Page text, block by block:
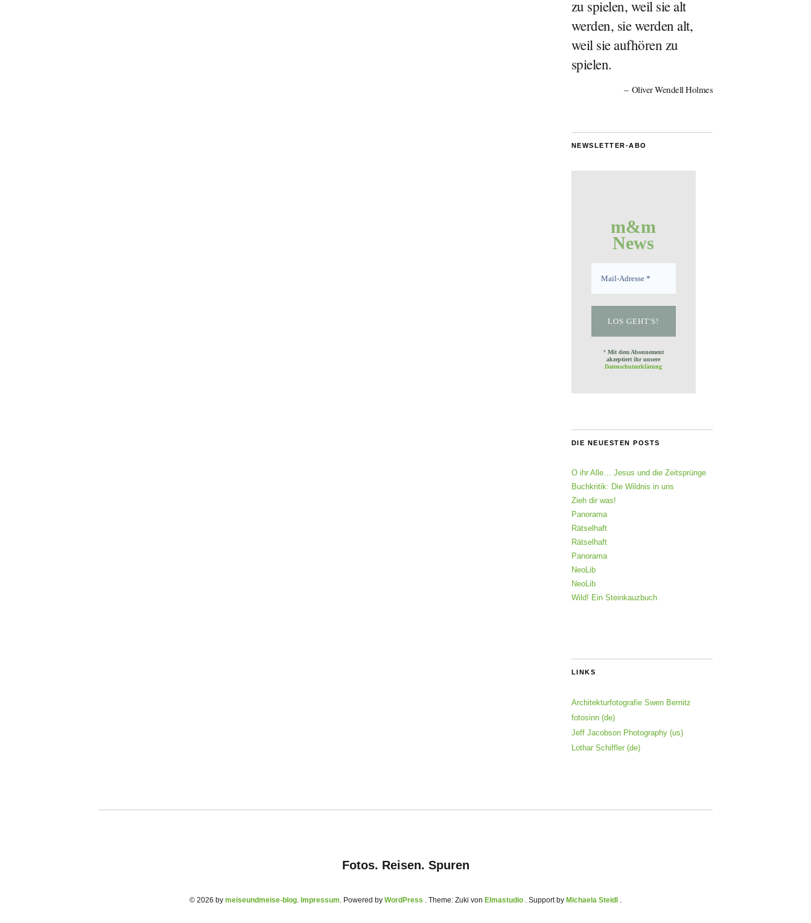
zu spielen, weil sie alt
werden, sie werden alt,
weil sie aufhören zu
spielen.
Oliver Wendell Holmes
NEWSLETTER-ABO
m&m
News
* Mit dem Abonnement
akzeptiert ihr unsere
Datenschutzerklärung
DIE NEUESTEN POSTS
O ihr Alle… Jesus und die Zeitsprünge
Buchkritik: Die Wildnis in uns
Zieh dir was!
Panorama
Rätselhaft
Rätselhaft
Panorama
NeoLib
NeoLib
Wild! Ein Steinkauzbuch
LINKS
Architekturfotografie Swen Bernitz
fotosinn (de)
Jeff Jacobson Photography (us)
Lothar Schiffler (de)
Fotos. Reisen. Spuren
© 2026 by meiseundmeise-blog Impressum Powered by WordPress Theme: Zuki von Elmastudio . Support by Michaela Steidl